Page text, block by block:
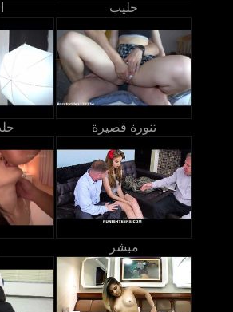
حليب
تنورة قصيرة
مبشر